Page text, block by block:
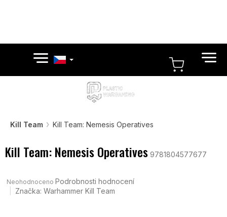
Kill Team Kill Team: Nemesis Operatives
Kill Team: Nemesis Operatives 9781804577677
produktu
je
Neohodnoceno Podrobnosti hodnocení
Značka:Warhammer Kill Team